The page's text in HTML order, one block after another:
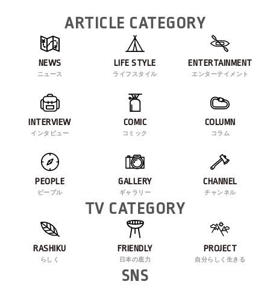
ARTICLE CATEGORY
NEWS
ニュース
LIFE STYLE
ライフスタイル
ENTERTAINMENT
エンターテイメント
INTERVIEW
インタビュー
COMIC
コミック
COLUMN
コラム
PEOPLE
ピープル
GALLERY
ギャラリー
CHANNEL
チャンネル
TV CATEGORY
RASHIKU
らしく
FRIENDLY
日本の底力
PROJECT
自分らしく生きる
SNS